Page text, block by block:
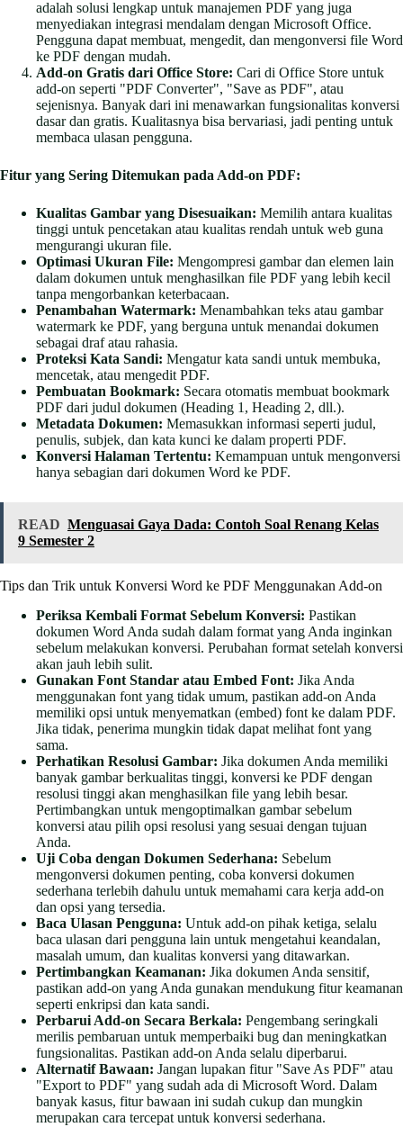
adalah solusi lengkap untuk manajemen PDF yang juga
menyediakan integrasi mendalam dengan Microsoft Office.
Pengguna dapat membuat, mengedit, dan mengonversi file Word
ke PDF dengan mudah.
Add-on Gratis dari Office Store: Cari di Office Store untuk
add-on seperti "PDF Converter", "Save as PDF", atau
sejenisnya. Banyak dari ini menawarkan fungsionalitas konversi
dasar dan gratis. Kualitasnya bisa bervariasi, jadi penting untuk
membaca ulasan pengguna.
Fitur yang Sering Ditemukan pada Add-on PDF:
Kualitas Gambar yang Disesuaikan: Memilih antara kualitas
tinggi untuk pencetakan atau kualitas rendah untuk web guna
mengurangi ukuran file.
Optimasi Ukuran File: Mengompresi gambar dan elemen lain
dalam dokumen untuk menghasilkan file PDF yang lebih kecil
tanpa mengorbankan keterbacaan.
Penambahan Watermark: Menambahkan teks atau gambar
watermark ke PDF, yang berguna untuk menandai dokumen
sebagai draf atau rahasia.
Proteksi Kata Sandi: Mengatur kata sandi untuk membuka,
mencetak, atau mengedit PDF.
Pembuatan Bookmark: Secara otomatis membuat bookmark
PDF dari judul dokumen (Heading 1, Heading 2, dll.).
Metadata Dokumen: Memasukkan informasi seperti judul,
penulis, subjek, dan kata kunci ke dalam properti PDF.
Konversi Halaman Tertentu: Kemampuan untuk mengonversi
hanya sebagian dari dokumen Word ke PDF.
READ Menguasai Gaya Dada: Contoh Soal Renang Kelas
9 Semester 2
Tips dan Trik untuk Konversi Word ke PDF Menggunakan Add-on
Periksa Kembali Format Sebelum Konversi: Pastikan
dokumen Word Anda sudah dalam format yang Anda inginkan
sebelum melakukan konversi. Perubahan format setelah konversi
akan jauh lebih sulit.
Gunakan Font Standar atau Embed Font: Jika Anda
menggunakan font yang tidak umum, pastikan add-on Anda
memiliki opsi untuk menyematkan (embed) font ke dalam PDF.
Jika tidak, penerima mungkin tidak dapat melihat font yang
sama.
Perhatikan Resolusi Gambar: Jika dokumen Anda memiliki
banyak gambar berkualitas tinggi, konversi ke PDF dengan
resolusi tinggi akan menghasilkan file yang lebih besar.
Pertimbangkan untuk mengoptimalkan gambar sebelum
konversi atau pilih opsi resolusi yang sesuai dengan tujuan
Anda.
Uji Coba dengan Dokumen Sederhana: Sebelum
mengonversi dokumen penting, coba konversi dokumen
sederhana terlebih dahulu untuk memahami cara kerja add-on
dan opsi yang tersedia.
Baca Ulasan Pengguna: Untuk add-on pihak ketiga, selalu
baca ulasan dari pengguna lain untuk mengetahui keandalan,
masalah umum, dan kualitas konversi yang ditawarkan.
Pertimbangkan Keamanan: Jika dokumen Anda sensitif,
pastikan add-on yang Anda gunakan mendukung fitur keamanan
seperti enkripsi dan kata sandi.
Perbarui Add-on Secara Berkala: Pengembang seringkali
merilis pembaruan untuk memperbaiki bug dan meningkatkan
fungsionalitas. Pastikan add-on Anda selalu diperbarui.
Alternatif Bawaan: Jangan lupakan fitur "Save As PDF" atau
"Export to PDF" yang sudah ada di Microsoft Word. Dalam
banyak kasus, fitur bawaan ini sudah cukup dan mungkin
merupakan cara tercepat untuk konversi sederhana.